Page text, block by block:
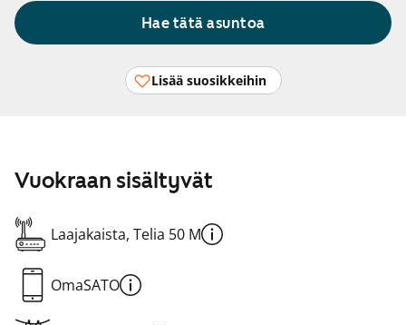
Hae tätä asuntoa
Lisää suosikkeihin
Vuokraan sisältyvät
Laajakaista, Telia 50 M
OmaSATO